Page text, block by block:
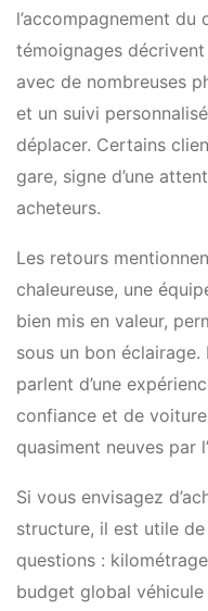
l’accompagnement du
témoignages
avec de nombreuses
et un suivi
déplacer. Certains
gare, signe d’une
acheteurs.
Les retours
chaleureuse, une
bien mis en valeur,
sous un bon
parlent d’une
confiance et de
quasiment neuves par
Si vous envisagez
structure, il est utile
questions :
budget global